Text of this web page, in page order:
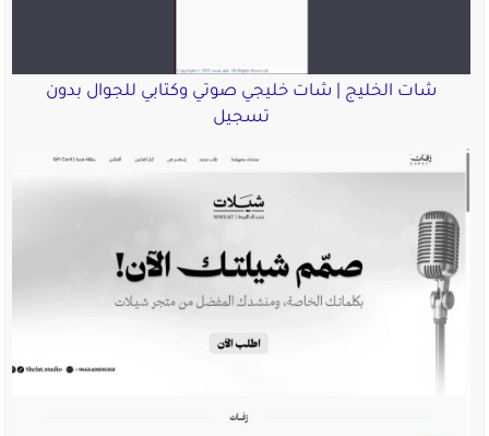
شات الخليج | شات خليجي صوتي وكتابي للجوال بدون
تسجيل